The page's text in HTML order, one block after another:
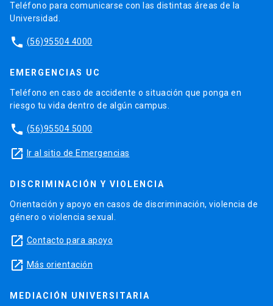
Teléfono para comunicarse con las distintas áreas de la
Universidad.
phone (56)95504 4000
EMERGENCIAS UC
Teléfono en caso de accidente o situación que ponga en
riesgo tu vida dentro de algún campus.
phone (56)95504 5000
launch Ir al sitio de Emergencias
DISCRIMINACIÓN Y VIOLENCIA
Orientación y apoyo en casos de discriminación, violencia de
género o violencia sexual.
launch Contacto para apoyo
launch Más orientación
MEDIACIÓN UNIVERSITARIA